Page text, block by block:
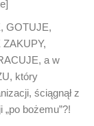
GOTUJE,
a w
który
ściągnął z
bożemu”?!